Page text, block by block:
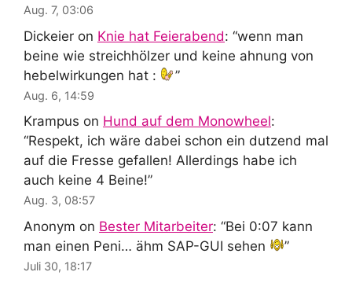
Aug. 7, 03:06
Dickeier on Knie hat Feierabend: “wenn man
beine wie streichhölzer und keine ahnung von
hebelwirkungen hat :
”
Aug. 6, 14:59
Krampus on Hund auf dem Monowheel:
“Respekt, ich wäre dabei schon ein dutzend mal
auf die Fresse gefallen! Allerdings habe ich
auch keine 4 Beine!”
Aug. 3, 08:57
Anonym on Bester Mitarbeiter: “Bei 0:07 kann
man einen Peni… ähm SAP-GUI sehen
”
Juli 30, 18:17